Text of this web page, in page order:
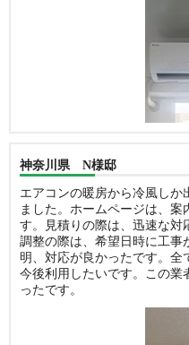
神奈川県 N様邸
エアコンの暖房から冷風しか
ました。ホームページは、
す。見積りの際は、迅速な対
調整の際は、希望日時に工事
明、対応が良かったです。全
今後利用したいです。この業
ったです。